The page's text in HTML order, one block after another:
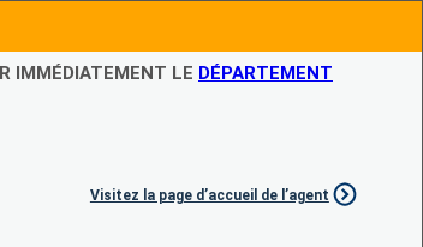
IMMÉDIATEMENT LE DÉPARTEMENT
Visitez la page d’accueil de l’agent